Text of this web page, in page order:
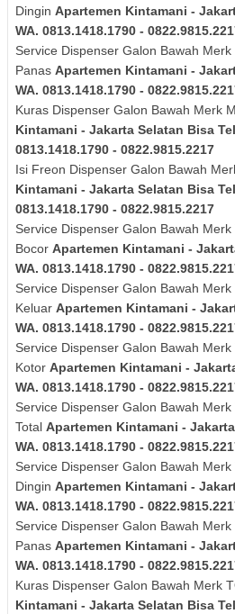
Dingin Apartemen Kintamani -
WA. 0813.1418.1790 -
Service Dispenser Galon Bawah Merk
Panas Apartemen Kintamani -
WA. 0813.1418.1790 -
Kuras Dispenser Galon Bawah Merk
Kintamani - Jakarta Selatan Bisa
0813.1418.1790 - 0822.9815.2217
Isi Freon Dispenser Galon Bawah
Kintamani - Jakarta Selatan Bisa
0813.1418.1790 - 0822.9815.2217
Service Dispenser Galon Bawah Merk
Bocor Apartemen Kintamani -
WA. 0813.1418.1790 -
Service Dispenser Galon Bawah Merk
Keluar Apartemen Kintamani -
WA. 0813.1418.1790 -
Service Dispenser Galon Bawah Merk
Kotor Apartemen Kintamani -
WA. 0813.1418.1790 -
Service Dispenser Galon Bawah Merk
Total Apartemen Kintamani -
WA. 0813.1418.1790 -
Service Dispenser Galon Bawah Merk
Dingin Apartemen Kintamani -
WA. 0813.1418.1790 -
Service Dispenser Galon Bawah Merk
Panas Apartemen Kintamani -
WA. 0813.1418.1790 -
Kuras Dispenser Galon Bawah Merk
Kintamani - Jakarta Selatan Bisa